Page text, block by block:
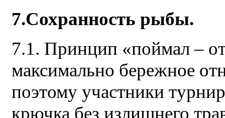
7.Сохранность рыбы.
7.1. Принцип «поймал –
максимально бережное
поэтому участники
крючка без излишнего